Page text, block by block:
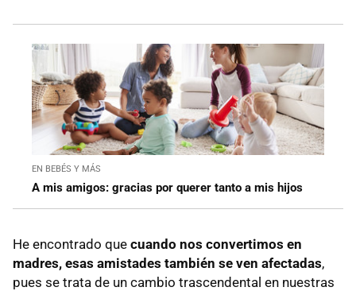
EN BEBÉS Y MÁS
A mis amigos: gracias por querer tanto a mis hijos
He encontrado que cuando nos convertimos en
madres, esas amistades también se ven afectadas,
pues se trata de un cambio trascendental en nuestras